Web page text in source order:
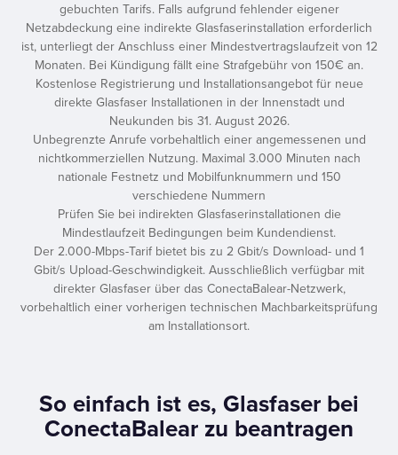
gebuchten Tarifs. Falls aufgrund fehlender eigener
Netzabdeckung eine indirekte Glasfaserinstallation erforderlich
ist, unterliegt der Anschluss einer Mindestvertragslaufzeit von 12
Monaten. Bei Kündigung fällt eine Strafgebühr von 150€ an.
Kostenlose Registrierung und Installationsangebot für neue
direkte Glasfaser Installationen in der Innenstadt und
Neukunden bis 31. August 2026.
Unbegrenzte Anrufe vorbehaltlich einer angemessenen und
nichtkommerziellen Nutzung. Maximal 3.000 Minuten nach
nationale Festnetz und Mobilfunknummern und 150
verschiedene Nummern
Prüfen Sie bei indirekten Glasfaserinstallationen die
Mindestlaufzeit Bedingungen beim Kundendienst.
Der 2.000-Mbps-Tarif bietet bis zu 2 Gbit/s Download- und 1
Gbit/s Upload-Geschwindigkeit. Ausschließlich verfügbar mit
direkter Glasfaser über das ConectaBalear-Netzwerk,
vorbehaltlich einer vorherigen technischen Machbarkeitsprüfung
am Installationsort.
So einfach ist es, Glasfaser bei
ConectaBalear zu beantragen